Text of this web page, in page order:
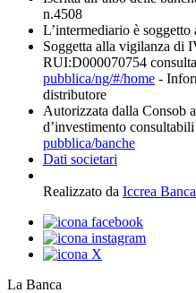
n.4508
L’intermediario è
Soggetta alla vigilanza di
RUI:D000070754
pubblica/ng/#/home -
distributore
Autorizzata dalla Consob
d’investimento consultabili
pubblica/banche
Dati societari
Realizzato da Iccrea
La Banca